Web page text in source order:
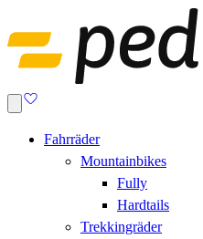
Fahrräder
Mountainbikes
Fully
Hardtails
Trekkingräder